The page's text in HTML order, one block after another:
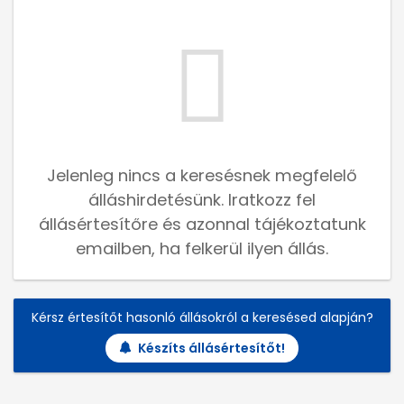
Jelenleg nincs a keresésnek megfelelő
álláshirdetésünk. Iratkozz fel
állásértesítőre és azonnal tájékoztatunk
emailben, ha felkerül ilyen állás.
Kérsz értesítőt hasonló állásokról a keresésed alapján?
Készíts állásértesítőt!